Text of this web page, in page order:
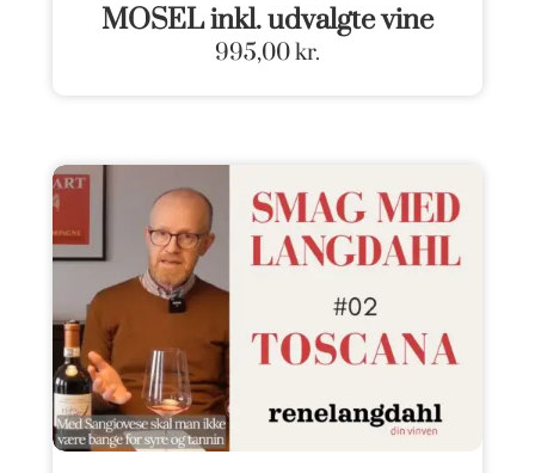
MOSEL inkl. udvalgte vine
995,00kr.